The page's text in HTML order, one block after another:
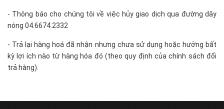
- Thông báo cho chúng tôi về việc hủy giao dịch qua đường dây
nóng 04.6674.2332
- Trả lại hàng hoá đã nhận nhưng chưa sử dụng hoặc hưởng bất
kỳ lợi ích nào từ hàng hóa đó (theo quy định của chính sách đổi
trả hàng).